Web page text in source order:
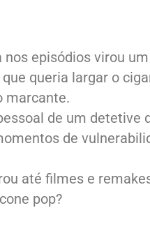
nos episódios virou um
queria largar o
marcante.
de um detetive
de
até filmes e
pop?